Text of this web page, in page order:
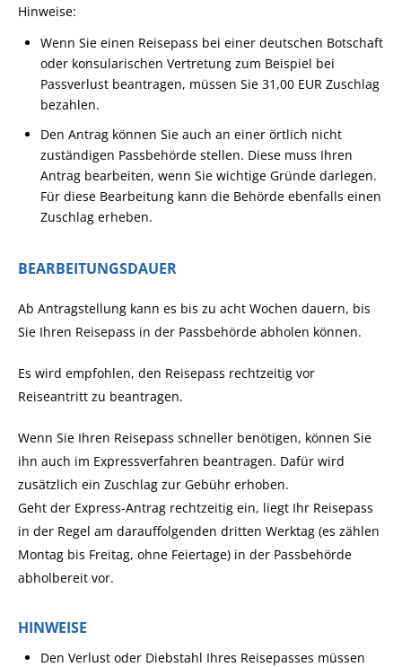
Hinweise:
Wenn Sie einen Reisepass bei einer deutschen Botschaft
oder konsularischen Vertretung zum Beispiel bei
Passverlust beantragen, müssen Sie 31,00 EUR Zuschlag
bezahlen.
Den Antrag können Sie auch an einer örtlich nicht
zuständigen Passbehörde stellen. Diese muss Ihren
Antrag bearbeiten, wenn Sie wichtige Gründe darlegen.
Für diese Bearbeitung kann die Behörde ebenfalls einen
Zuschlag erheben.
BEARBEITUNGSDAUER
Ab Antragstellung kann es bis zu acht Wochen dauern, bis
Sie Ihren Reisepass in der Passbehörde abholen können.
Es wird empfohlen, den Reisepass rechtzeitig vor
Reiseantritt zu beantragen.
Wenn Sie Ihren Reisepass schneller benötigen, können Sie
ihn auch im Expressverfahren beantragen. Dafür wird
zusätzlich ein Zuschlag zur Gebühr erhoben.
Geht der Express-Antrag rechtzeitig ein, liegt Ihr Reisepass
in der Regel am darauffolgenden dritten Werktag (es zählen
Montag bis Freitag, ohne Feiertage) in der Passbehörde
abholbereit vor.
HINWEISE
Den Verlust oder Diebstahl Ihres Reisepasses müssen